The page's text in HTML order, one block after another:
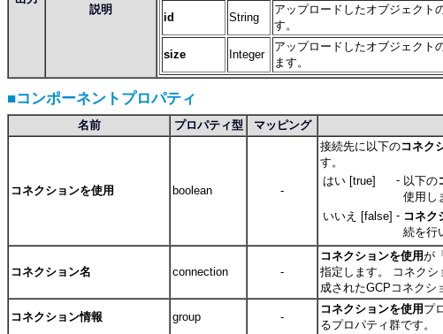
説明
id String
アップロードしたオブジェクト
す。
size Integer
アップロードしたオブジェクト
ます。
■コンポーネントプロパティ
名前 プロパティ型 マッピング
コネクションを使用 boolean -
接続先に以下のコネク
す。
はい [true]
- 以下の
使用し
いいえ [false] - コネク
続を行
コネクション名 connection -
コネクションを使用が「
指定します。 コネク
成されたGCPコネクシ
コネクション情報 group -
コネクションを使用 プ
るプロパティ群です。